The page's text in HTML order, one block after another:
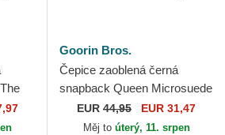
Goorin Bros.
Čepice zaoblená černá
snapback Queen Microsuede
Bee The Farm Goorin Bros.
EUR 44,95 EUR 31,47
Měj to úterý, 11. srpen